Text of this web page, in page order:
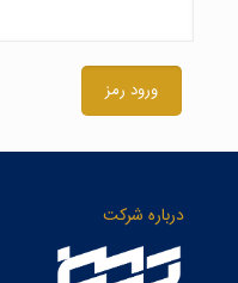
درباره شرکت